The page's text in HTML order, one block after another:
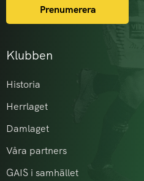
Klubben
Historia
Herrlaget
Damlaget
Våra partners
GAIS i samhället
Prenumerera